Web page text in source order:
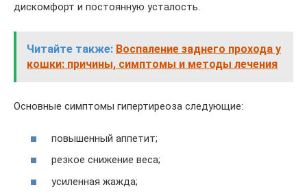
дискомфорт и постоянную усталость.
Читайте также: Воспаление заднего прохода у
кошки: причины, симптомы и методы лечения
Основные симптомы гипертиреоза следующие:
повышенный аппетит;
резкое снижение веса;
усиленная жажда;